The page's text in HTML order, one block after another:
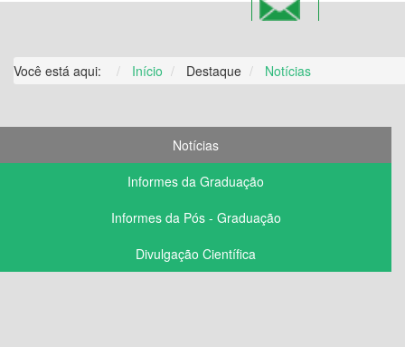
Você está aqui: Início Destaque Notícias
Notícias
Informes da Graduação
Informes da Pós - Graduação
Divulgação Científica